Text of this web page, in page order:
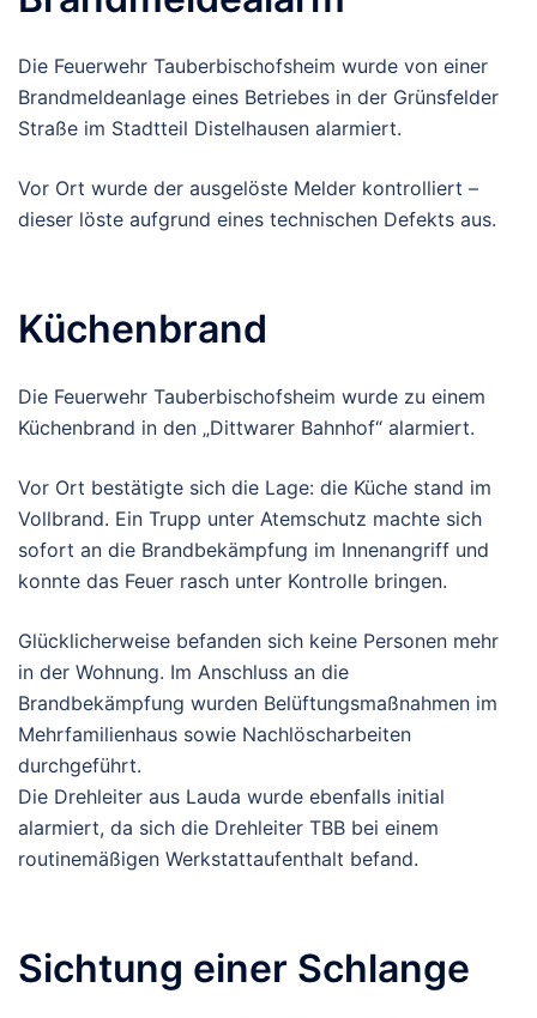
Die Feuerwehr Tauberbischofsheim wurde von einer
Brandmeldeanlage eines Betriebes in der Grünsfelder
Straße im Stadtteil Distelhausen alarmiert.
Vor Ort wurde der ausgelöste Melder kontrolliert –
dieser löste aufgrund eines technischen Defekts aus.
Küchenbrand
Die Feuerwehr Tauberbischofsheim wurde zu einem
Küchenbrand in den „Dittwarer Bahnhof“ alarmiert.
Vor Ort bestätigte sich die Lage: die Küche stand im
Vollbrand. Ein Trupp unter Atemschutz machte sich
sofort an die Brandbekämpfung im Innenangriff und
konnte das Feuer rasch unter Kontrolle bringen.
Glücklicherweise befanden sich keine Personen mehr
in der Wohnung. Im Anschluss an die
Brandbekämpfung wurden Belüftungsmaßnahmen im
Mehrfamilienhaus sowie Nachlöscharbeiten
durchgeführt.
Die Drehleiter aus Lauda wurde ebenfalls initial
alarmiert, da sich die Drehleiter TBB bei einem
routinemäßigen Werkstattaufenthalt befand.
Sichtung einer Schlange